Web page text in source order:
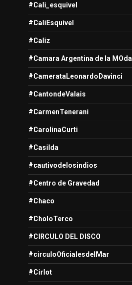
#Cali_esquivel
#CaliEsquivel
#Caliz
#Camara Argentina de la MOda
#CamerataLeonardoDavinci
#CantondeValais
#CarmenTenerani
#CarolinaCurti
#Casilda
#cautivodelosindios
#Centro de Gravedad
#Chaco
#CholoTerco
#CIRCULO DEL DISCO
#circuloOficialesdelMar
#Cirlot